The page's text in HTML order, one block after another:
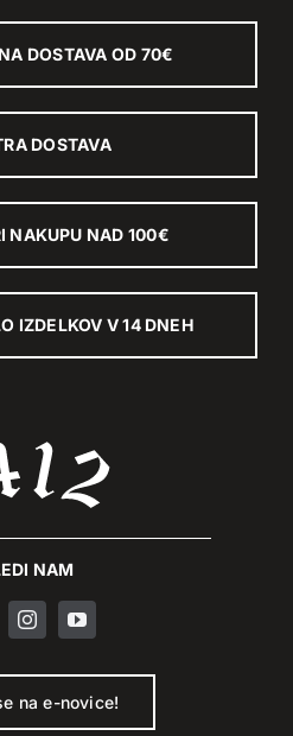
DOSTAVA OD 70€
DOSTAVA
NAKUPU NAD 100€
IZDELKOV V 14 DNEH
NAM
na e-novice!